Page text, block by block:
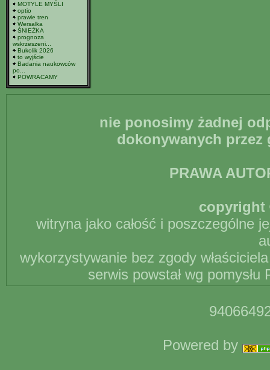
MOTYLE MYŚLI
optio
prawie tren
Wersalka
ŚNIEŻKA
prognoza
wskrzeszeni...
Bukolik 2026
to wyjście
Badania naukowców
po...
POWRACAMY
nie ponosimy żadnej
dokonywanych
PRAWA
copyright
witryna jako całość i poszczególne
wykorzystywanie bez zgody
serwis powstał wg
Powered by